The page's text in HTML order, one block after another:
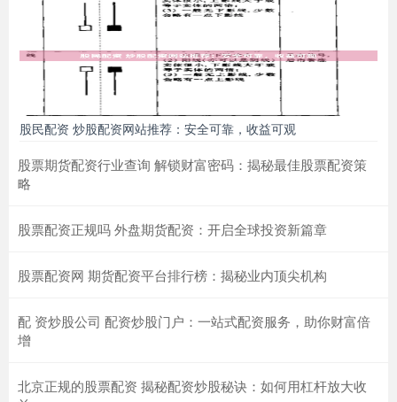
股民配资 炒股配资网站推荐：安全可靠，收益可观
股票期货配资行业查询 解锁财富密码：揭秘最佳股票配资策
略
股票配资正规吗 外盘期货配资：开启全球投资新篇章
股票配资网 期货配资平台排行榜：揭秘业内顶尖机构
配 资炒股公司 配资炒股门户：一站式配资服务，助你财富倍
增
北京正规的股票配资 揭秘配资炒股秘诀：如何用杠杆放大收